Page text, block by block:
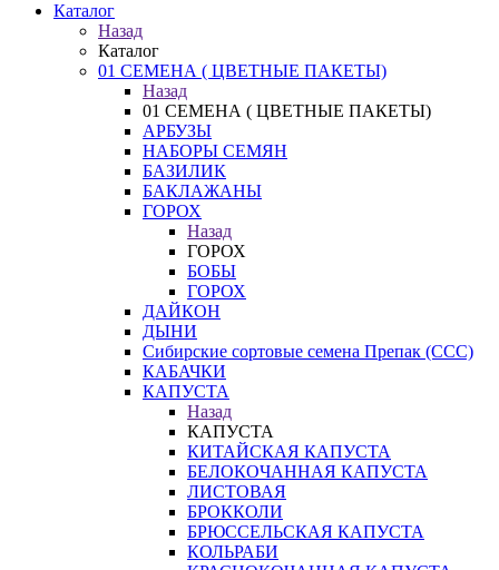
Каталог
Назад
Каталог
01 СЕМЕНА ( ЦВЕТНЫЕ ПАКЕТЫ)
Назад
01 СЕМЕНА ( ЦВЕТНЫЕ ПАКЕТЫ)
АРБУЗЫ
НАБОРЫ СЕМЯН
БАЗИЛИК
БАКЛАЖАНЫ
ГОРОХ
Назад
ГОРОХ
БОБЫ
ГОРОХ
ДАЙКОН
ДЫНИ
Сибирские сортовые семена Препак (ССС)
КАБАЧКИ
КАПУСТА
Назад
КАПУСТА
КИТАЙСКАЯ КАПУСТА
БЕЛОКОЧАННАЯ КАПУСТА
ЛИСТОВАЯ
БРОККОЛИ
БРЮССЕЛЬСКАЯ КАПУСТА
КОЛЬРАБИ